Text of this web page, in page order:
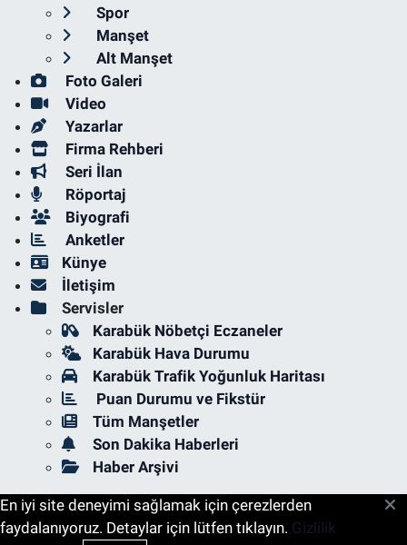
Spor
Manşet
Alt Manşet
Foto Galeri
Video
Yazarlar
Firma Rehberi
Seri İlan
Röportaj
Biyografi
Anketler
Künye
İletişim
Servisler
Karabük Nöbetçi Eczaneler
Karabük Hava Durumu
Karabük Trafik Yoğunluk Haritası
Puan Durumu ve Fikstür
Tüm Manşetler
Son Dakika Haberleri
Haber Arşivi
En iyi site deneyimi sağlamak için çerezlerden
faydalanıyoruz. Detaylar için lütfen tıklayın. Gizlilik